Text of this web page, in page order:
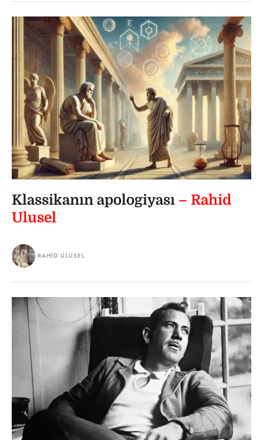
Klassikanın apologiyası – Rahid
Ulusel
RAHID ULUSEL